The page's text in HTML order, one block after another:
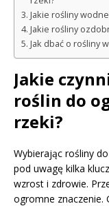
Jakie rośliny
Jakie rośliny
Jak dbać o rośliny
Jakie
roślin do
rzeki?
Wybierając rośliny
pod uwagę kilka
wzrost i zdrowie.
ogromne znaczenie.